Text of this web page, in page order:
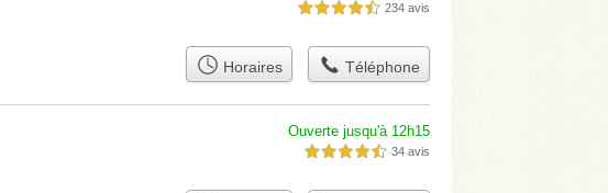
4,5 étoiles sur 5 234 avis
Horaires Téléphone
Ouverte jusqu'à 12h15
4,5 étoiles sur 5 34 avis